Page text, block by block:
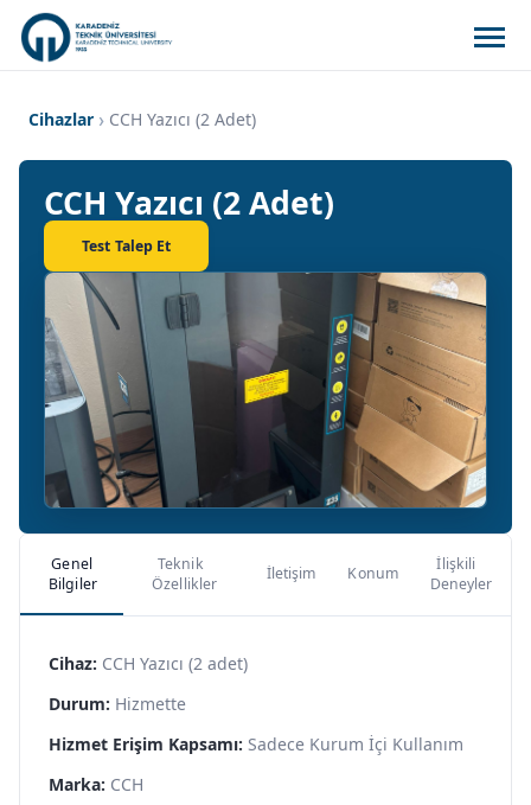
Cihazlar CCH Yazıcı (2 Adet)
CCH Yazıcı (2 Adet)
Test Talep Et
Genel
Bilgiler
Teknik
Özellikler
İletişim Konum
İlişkili
Deneyler
Cihaz: CCH Yazıcı (2 adet)
Durum: Hizmette
Hizmet Erişim Kapsamı: Sadece Kurum İçi Kullanım
Marka: CCH